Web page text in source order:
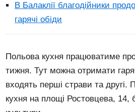
В Балаклії благодійники
гарячі обіди
Польова кухня працюватиме
тижня. Тут можна отримати
входять перші страви та другі.
кухня на площі Ростовцева, 14,